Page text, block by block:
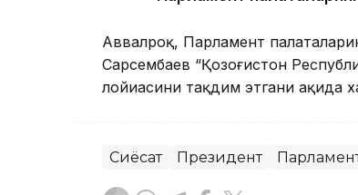
Аввалроқ, Парламент
Сарсембаев “Қозоғистон
лойиҳасини тақдим этгани ҳақида
Сиёсат Президент